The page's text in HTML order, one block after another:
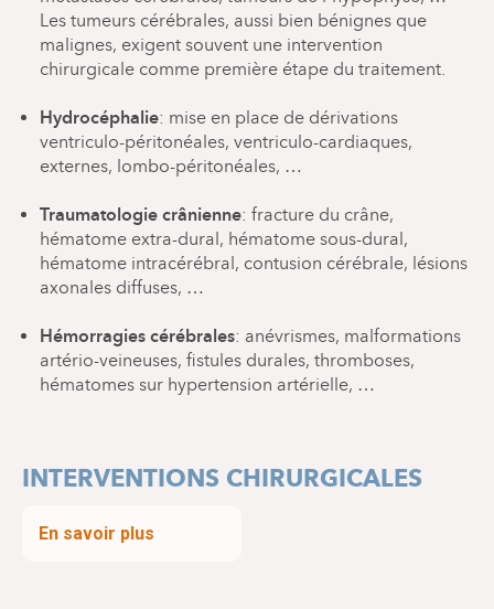
Les tumeurs cérébrales, aussi bien bénignes que
malignes, exigent souvent une intervention
chirurgicale comme première étape du traitement.
Hydrocéphalie: mise en place de dérivations
ventriculo-péritonéales, ventriculo-cardiaques,
externes, lombo-péritonéales, …
Traumatologie crânienne: fracture du crâne,
hématome extra-dural, hématome sous-dural,
hématome intracérébral, contusion cérébrale, lésions
axonales diffuses, …
Hémorragies cérébrales: anévrismes, malformations
artério-veineuses, fistules durales, thromboses,
hématomes sur hypertension artérielle, …
INTERVENTIONS CHIRURGICALES
En savoir plus